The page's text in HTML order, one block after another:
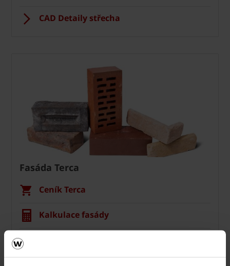
CAD Detaily střecha
Fasáda Terca
Ceník Terca
Kalkulace fasády